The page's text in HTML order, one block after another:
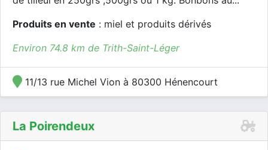
Produits en vente : miel et produits dérivés
Environ 74.8 km de Trith-Saint-Léger
11/13 rue Michel Vion à 80300 Hénencourt
La Poirendeux